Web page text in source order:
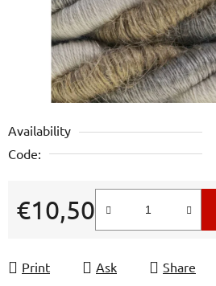
Availability
Code:
€10,50
Measure price:
Print Ask Share